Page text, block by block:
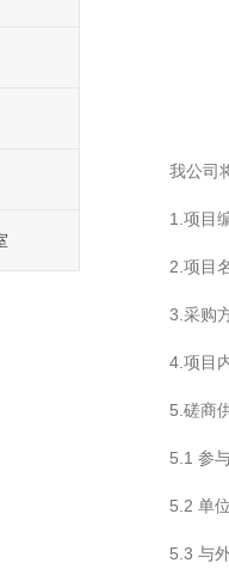
我公司
1.项目
2.项目
3.采购
4.项目
5.磋商
5.1 参
5.2 单
5.3 与